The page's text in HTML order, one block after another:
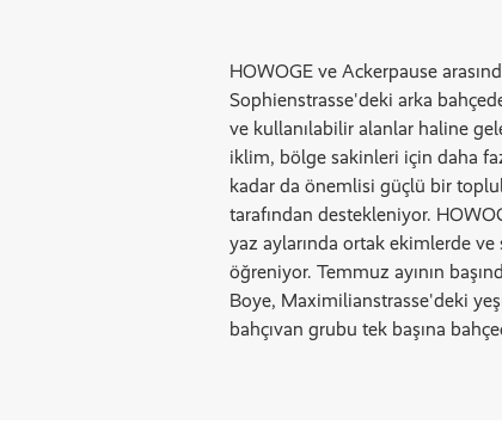
HOWOGE ve Ackerpause
Sophienstrasse'deki arka
ve kullanılabilir alanlar haline
iklim, bölge sakinleri için daha
kadar da önemlisi güçlü bir
tarafından destekleniyor.
yaz aylarında ortak ekimlerde
öğreniyor. Temmuz ayının
Boye, Maximilianstrasse'deki
bahçıvan grubu tek başına